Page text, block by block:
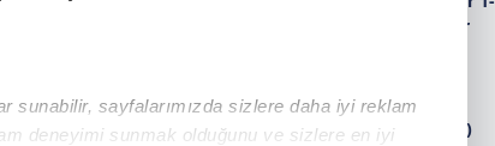
sayfalarımızda sizlere daha iyi reklam
deneyimi sunmak olduğunu ve sizlere en iyi
0 Dersim 62 Spor
Ankaragücü 1-0
Erbaaspor (ÖZET)